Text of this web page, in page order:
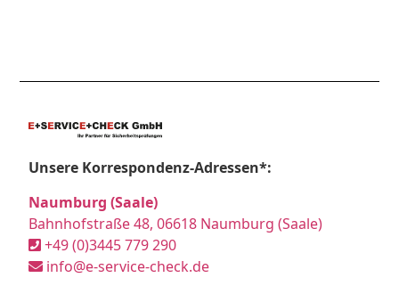
Unsere Korrespondenz-Adressen*:
Naumburg (Saale)
Bahnhofstraße 48, 06618 Naumburg (Saale)
+49 (0)3445 779 290
info@e-service-check.de